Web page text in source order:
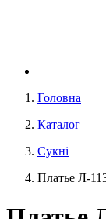
Головна
Каталог
Сукні
Платье Л-